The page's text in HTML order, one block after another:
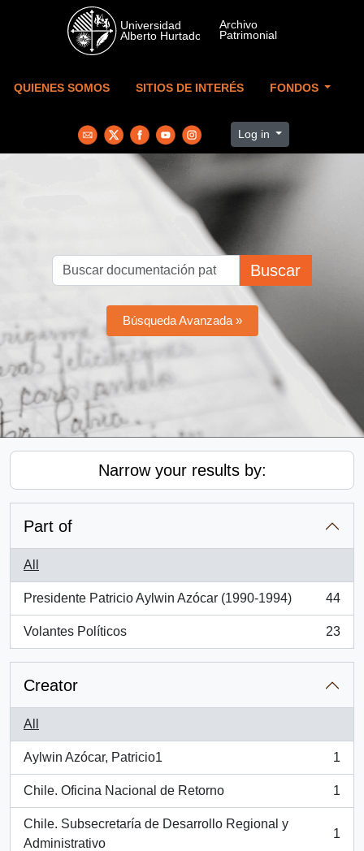
Skip to main content
QUIENES SOMOS SITIOS DE INTERÉS FONDOS
Log in
Buscar
Búsqueda Avanzada »
Narrow your results by:
Part of
All
Presidente Patricio Aylwin Azócar (1990-1994)
, 44 results
44
Volantes Políticos
, 23 results
23
Creator
All
Aylwin Azócar, Patricio1
, 1 results
1
Chile. Oficina Nacional de Retorno
, 1 results
1
Chile. Subsecretaría de Desarrollo Regional y
Administrativo
, 1 results
1